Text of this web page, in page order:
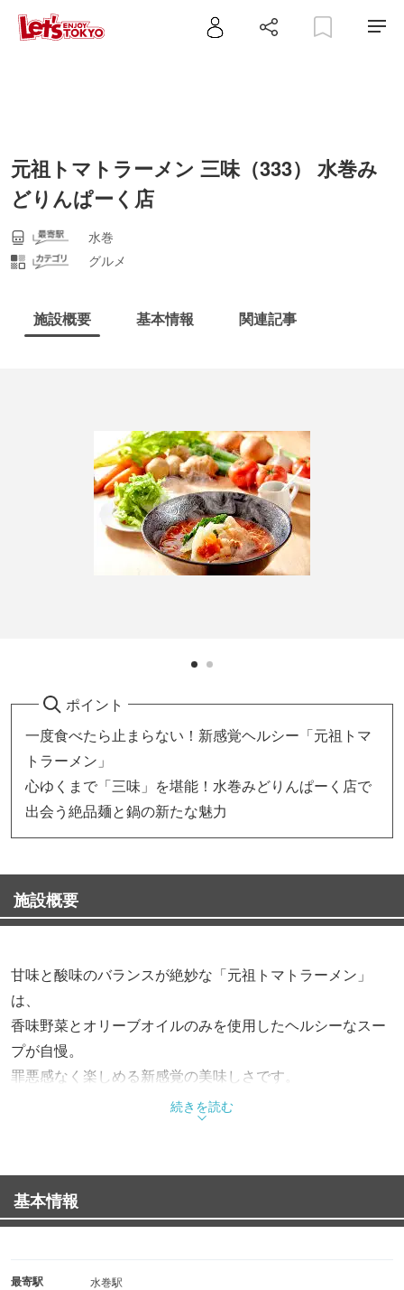
元祖トマトラーメン 三味（333） 水巻み
どりんぱーく店
水巻
グルメ
施設概要 基本情報 関連記事
ポイント
一度食べたら止まらない！新感覚ヘルシー「元祖トマ
トラーメン」
心ゆくまで「三味」を堪能！水巻みどりんぱーく店で
出会う絶品麺と鍋の新たな魅力
施設概要
甘味と酸味のバランスが絶妙な「元祖トマトラーメン」
は、
香味野菜とオリーブオイルのみを使用したヘルシーなスー
プが自慢。
罪悪感なく楽しめる新感覚の美味しさです。
そして、ゼロ辛から新世界まで7段階の辛さが選べる「辛
お食事の〆には、ラーメンのスープを余すことなく楽しめ
る「リゾット」もご用意。
けします。
続きを読む
基本情報
最寄駅 水巻駅